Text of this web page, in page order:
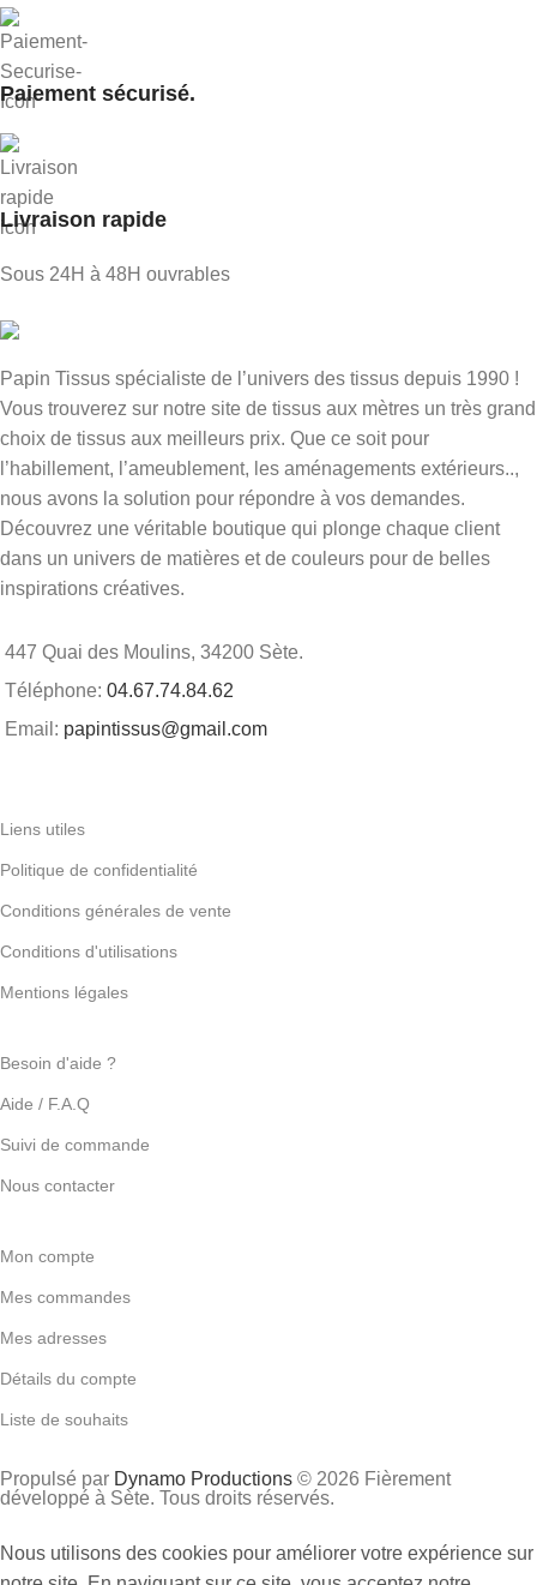
Paiement sécurisé.
Livraison rapide
Sous 24H à 48H ouvrables
Papin Tissus spécialiste de l’univers des tissus depuis 1990 !
Vous trouverez sur notre site de tissus aux mètres un très grand
choix de tissus aux meilleurs prix. Que ce soit pour
l’habillement, l’ameublement, les aménagements extérieurs..,
nous avons la solution pour répondre à vos demandes.
Découvrez une véritable boutique qui plonge chaque client
dans un univers de matières et de couleurs pour de belles
inspirations créatives.
447 Quai des Moulins, 34200 Sète.
Téléphone: 04.67.74.84.62
Email: papintissus@gmail.com
Liens utiles
Politique de confidentialité
Conditions générales de vente
Conditions d'utilisations
Mentions légales
Besoin d'aide ?
Aide / F.A.Q
Suivi de commande
Nous contacter
Mon compte
Mes commandes
Mes adresses
Détails du compte
Liste de souhaits
Propulsé par Dynamo Productions © 2026 Fièrement
développé à Sète. Tous droits réservés.
Nous utilisons des cookies pour améliorer votre expérience sur